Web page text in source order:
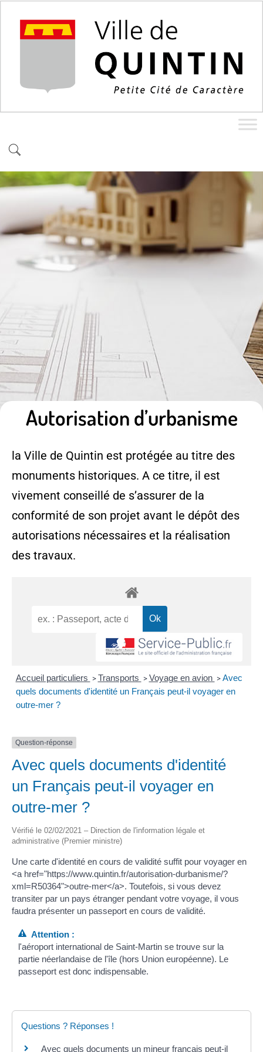
Autorisation d’urbanisme
la Ville de Quintin est protégée au titre des
monuments historiques. A ce titre, il est
vivement conseillé de s’assurer de la
conformité de son projet avant le dépôt des
autorisations nécessaires et la réalisation
des travaux.
Accueil particuliers > Transports > Voyage en avion > Avec
quels documents d'identité un Français peut-il voyager en
outre-mer ?
Question-réponse
Avec quels documents d'identité
un Français peut-il voyager en
outre-mer ?
Vérifié le 02/02/2021 – Direction de l'information légale et
administrative (Premier ministre)
Une carte d'identité en cours de validité suffit pour voyager en
<a href="https://www.quintin.fr/autorisation-durbanisme/?
xml=R50364">outre-mer</a>. Toutefois, si vous devez
transiter par un pays étranger pendant votre voyage, il vous
faudra présenter un passeport en cours de validité.
Attention :
l'aéroport international de Saint-Martin se trouve sur la
partie néerlandaise de l'île (hors Union européenne). Le
passeport est donc indispensable.
Questions ? Réponses !
Avec quels documents un mineur français peut-il